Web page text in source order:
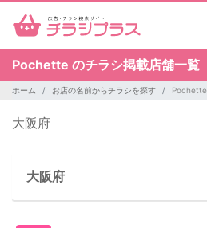
Pochette のチラシ掲載店舗一覧
ホーム お店の名前からチラシを探す Pochette
大阪府
大阪府